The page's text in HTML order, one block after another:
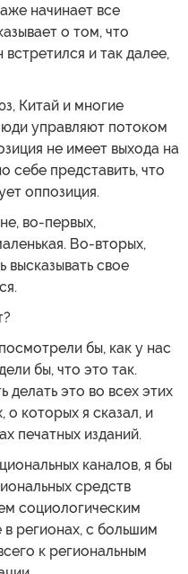
начинает все
о том, что
и так далее,
Китай и многие
управляют потоком
не имеет выхода на
себе представить, что
оппозиция.
во-первых,
Во-вторых,
высказывать свое
бы, как у нас
бы, что это так.
это во всех этих
которых я сказал, и
печатных изданий.
каналов, я бы
средств
социологическим
регионах, с большим
к региональным